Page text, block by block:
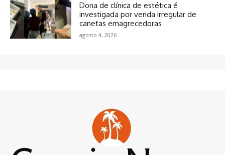
Dona de clínica de estética é
investigada por venda irregular de
canetas emagrecedoras
agosto 4, 2026